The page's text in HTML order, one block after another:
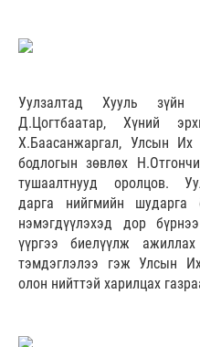
Уулзалтад Хууль
Д.Цогтбаатар, Хүний
Х.Баасанжаргал, Улсын
бодлогын зөвлөх
тушаалтнууд оролцов.
дарга нийгмийн шударга
нэмэгдүүлэхэд дор
үүргээ биелүүлж
тэмдэглэлээ гэж Улсын
олон нийттэй харилцах